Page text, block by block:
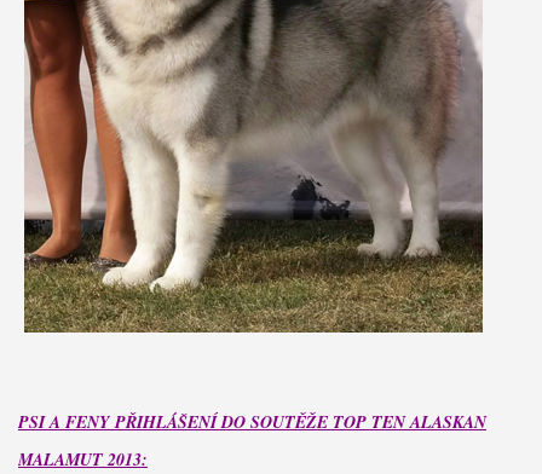
PSI A FENY PŘIHLÁŠENÍ DO SOUTĚŽE TOP TEN ALASKAN
MALAMUT 2013: